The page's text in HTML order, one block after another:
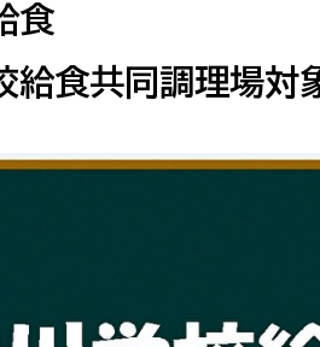
学生など
食
給食共同調理場対